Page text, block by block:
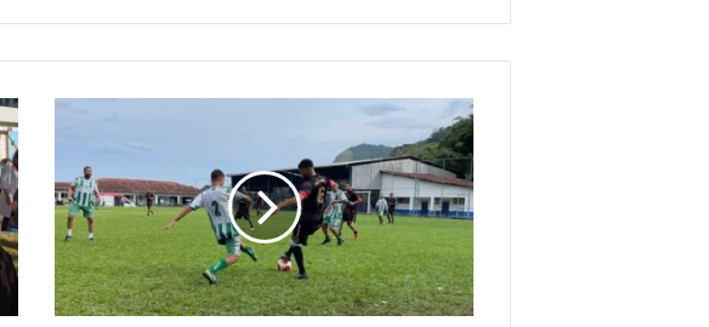
a
l
d
o
C
a